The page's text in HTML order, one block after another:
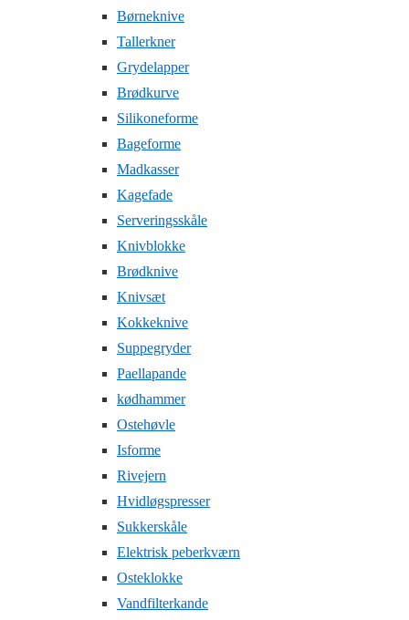
Børneknive
Tallerkner
Grydelapper
Brødkurve
Silikoneforme
Bageforme
Madkasser
Kagefade
Serveringsskåle
Knivblokke
Brødknive
Knivsæt
Kokkeknive
Suppegryder
Paellapande
kødhammer
Ostehøvle
Isforme
Rivejern
Hvidløgspresser
Sukkerskåle
Elektrisk peberkværn
Osteklokke
Vandfilterkande